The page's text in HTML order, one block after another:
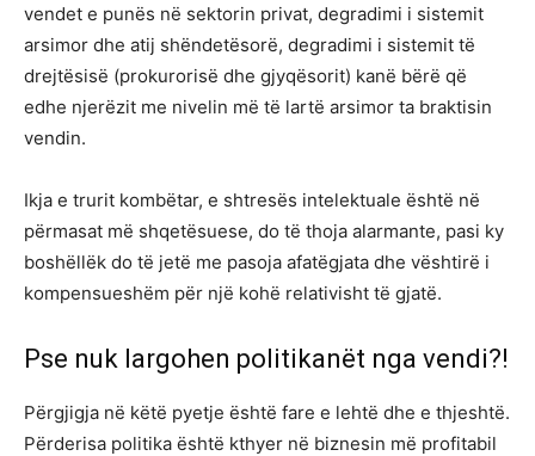
vendet e punës në sektorin privat, degradimi i sistemit
arsimor dhe atij shëndetësorë, degradimi i sistemit të
drejtësisë (prokurorisë dhe gjyqësorit) kanë bërë që
edhe njerëzit me nivelin më të lartë arsimor ta braktisin
vendin.
Ikja e trurit kombëtar, e shtresës intelektuale është në
përmasat më shqetësuese, do të thoja alarmante, pasi ky
boshëllëk do të jetë me pasoja afatëgjata dhe vështirë i
kompensueshëm për një kohë relativisht të gjatë.
Pse nuk largohen politikanët nga vendi?!
Përgjigja në këtë pyetje është fare e lehtë dhe e thjeshtë.
Përderisa politika është kthyer në biznesin më profitabil